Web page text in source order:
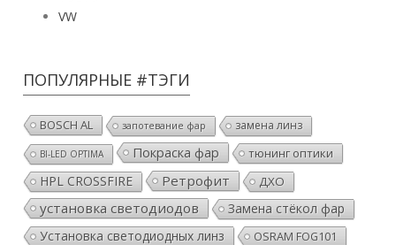
VW
ПОПУЛЯРНЫЕ #ТЭГИ
BOSCH AL запотевание фар замена линз
BI-LED OPTIMA Покраска фар тюнинг оптики
HPL CROSSFIRE Ретрофит ДХО
установка светодиодов
Замена стёкол фар
Установка светодиодных линз
OSRAM FOG101